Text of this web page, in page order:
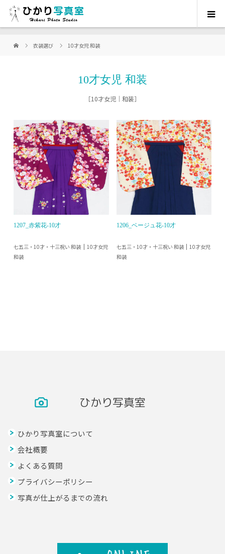
衣装選び 10才女児 和装
10才女児 和装
［10才女児｜和装］
1207_赤紫花-10才
七五三・10才・十三祝い 和装
10才女児
和装
1206_ベージュ花-10才
七五三・10才・十三祝い 和装
10才女児
和装
ひかり写真室
ひかり写真室について
会社概要
よくある質問
プライバシーポリシー
写真が仕上がるまでの流れ